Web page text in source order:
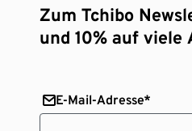
Zum Tchibo
und 10% auf viele
E-Mail-Adresse*